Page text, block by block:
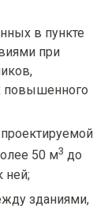
в пункте
при
повышенного
50 м3 до
ней;
зданиями,